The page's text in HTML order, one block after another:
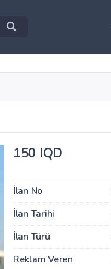
150 IQD
İlan No
İlan Tarihi
İlan Türü
Reklam Veren